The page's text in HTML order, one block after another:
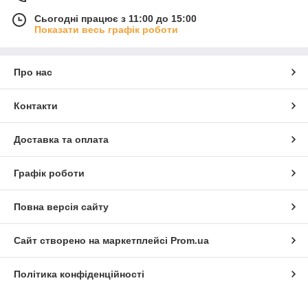
Сьогодні працює з 11:00 до 15:00
Показати весь графік роботи
Про нас
Контакти
Доставка та оплата
Графік роботи
Повна версія сайту
Сайт створено на маркетплейсі Prom.ua
Політика конфіденційності